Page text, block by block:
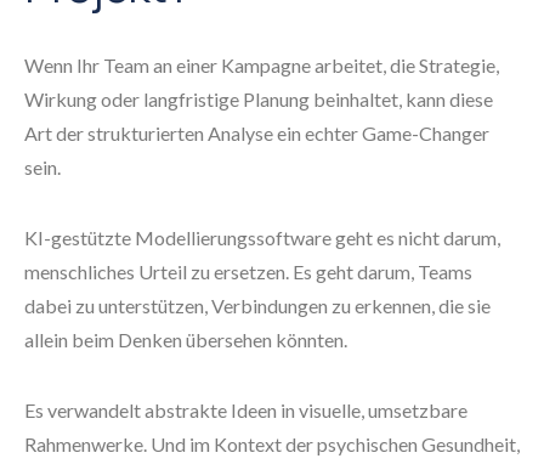
Wenn Ihr Team an einer Kampagne arbeitet, die Strategie,
Wirkung oder langfristige Planung beinhaltet, kann diese
Art der strukturierten Analyse ein echter Game-Changer
sein.
KI-gestützte Modellierungssoftware geht es nicht darum,
menschliches Urteil zu ersetzen. Es geht darum, Teams
dabei zu unterstützen, Verbindungen zu erkennen, die sie
allein beim Denken übersehen könnten.
Es verwandelt abstrakte Ideen in visuelle, umsetzbare
Rahmenwerke. Und im Kontext der psychischen Gesundheit,